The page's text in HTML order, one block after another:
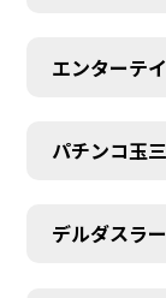
エンターテ
パチンコ玉
デルダスラー